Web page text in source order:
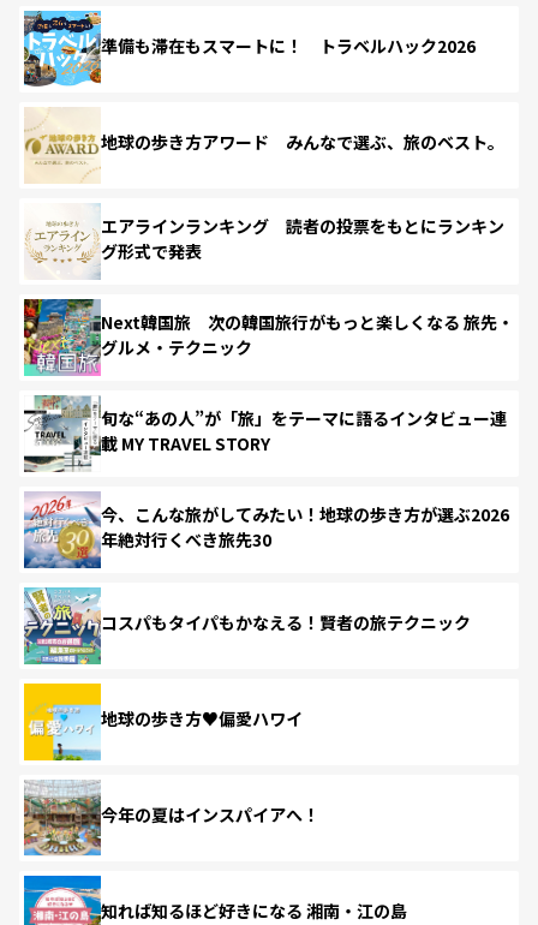
準備も滞在もスマートに！ トラベルハック2026
地球の歩き方アワード みんなで選ぶ、旅のベスト。
エアラインランキング 読者の投票をもとにランキン
グ形式で発表
Next韓国旅 次の韓国旅行がもっと楽しくなる 旅先・
グルメ・テクニック
旬な“あの人”が「旅」をテーマに語るインタビュー連
載 MY TRAVEL STORY
今、こんな旅がしてみたい！地球の歩き方が選ぶ2026
年絶対行くべき旅先30
コスパもタイパもかなえる！賢者の旅テクニック
地球の歩き方♥偏愛ハワイ
今年の夏はインスパイアへ！
知れば知るほど好きになる 湘南・江の島